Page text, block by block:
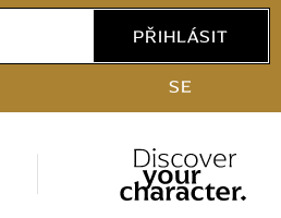
PŘIHLÁSIT
SE